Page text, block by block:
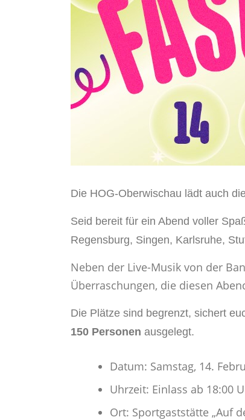
Die HOG-Oberwischau lädt auch
Seid bereit für ein Abend voller
Regensburg, Singen, Karlsruhe,
Neben der Live-Musik von der
Überraschungen, die diesen
Die Plätze sind begrenzt, sichert
150 Personen ausgelegt.
Datum: Samstag, 14.
Uhrzeit: Einlass ab 18:00
Ort: Sportgaststätte „Auf